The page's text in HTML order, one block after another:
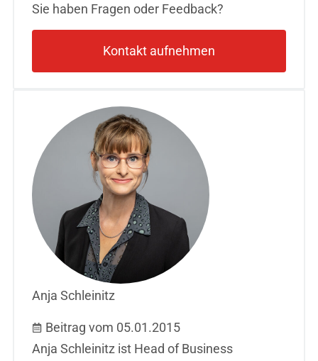
Sie haben Fragen oder Feedback?
Kontakt aufnehmen
Anja Schleinitz
Beitrag vom 05.01.2015
Anja Schleinitz ist Head of Business